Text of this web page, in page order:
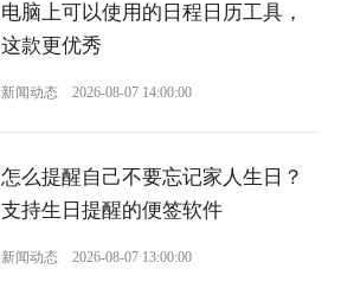
电脑上可以使用的日程日历工具，
这款更优秀
新闻动态 2026-08-07 14:00:00
怎么提醒自己不要忘记家人生日？
支持生日提醒的便签软件
新闻动态 2026-08-07 13:00:00